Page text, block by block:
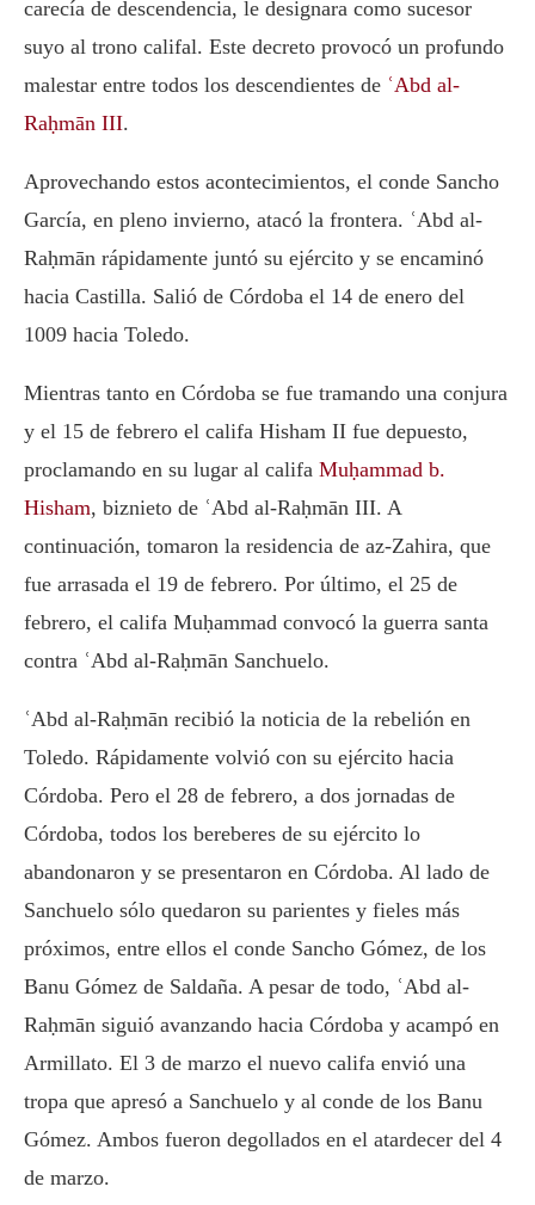
carecía de descendencia, le designara como sucesor
suyo al trono califal. Este decreto provocó un profundo
malestar entre todos los descendientes de ʿAbd al-
Raḥmān III.
Aprovechando estos acontecimientos, el conde Sancho
García, en pleno invierno, atacó la frontera. ʿAbd al-
Raḥmān rápidamente juntó su ejército y se encaminó
hacia Castilla. Salió de Córdoba el 14 de enero del
1009 hacia Toledo.
Mientras tanto en Córdoba se fue tramando una conjura
y el 15 de febrero el califa Hisham II fue depuesto,
proclamando en su lugar al califa Muḥammad b.
Hisham, biznieto de ʿAbd al-Raḥmān III. A
continuación, tomaron la residencia de az-Zahira, que
fue arrasada el 19 de febrero. Por último, el 25 de
febrero, el califa Muḥammad convocó la guerra santa
contra ʿAbd al-Raḥmān Sanchuelo.
ʿAbd al-Raḥmān recibió la noticia de la rebelión en
Toledo. Rápidamente volvió con su ejército hacia
Córdoba. Pero el 28 de febrero, a dos jornadas de
Córdoba, todos los bereberes de su ejército lo
abandonaron y se presentaron en Córdoba. Al lado de
Sanchuelo sólo quedaron su parientes y fieles más
próximos, entre ellos el conde Sancho Gómez, de los
Banu Gómez de Saldaña. A pesar de todo, ʿAbd al-
Raḥmān siguió avanzando hacia Córdoba y acampó en
Armillato. El 3 de marzo el nuevo califa envió una
tropa que apresó a Sanchuelo y al conde de los Banu
Gómez. Ambos fueron degollados en el atardecer del 4
de marzo.